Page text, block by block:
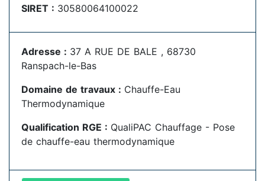
SIRET : 30580064100022
Adresse : 37 A RUE DE BALE , 68730
Ranspach-le-Bas
Domaine de travaux : Chauffe-Eau
Thermodynamique
Qualification RGE : QualiPAC Chauffage - Pose
de chauffe-eau thermodynamique